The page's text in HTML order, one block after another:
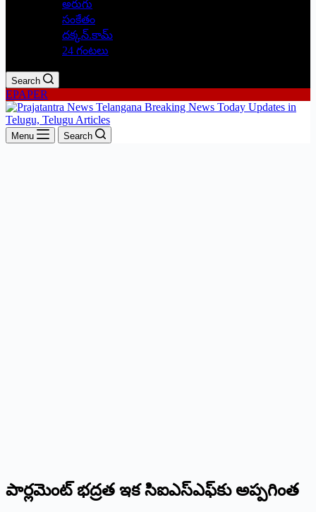
అరుగు
సంకేతం
దక్కన్.కామ్
24 గంటలు
Search
EPAPER
Menu Search
పార్లమెంట్‌ ‌భద్రత ఇక సిఐఎస్‌ఎఫ్‌కు అప్పగింత